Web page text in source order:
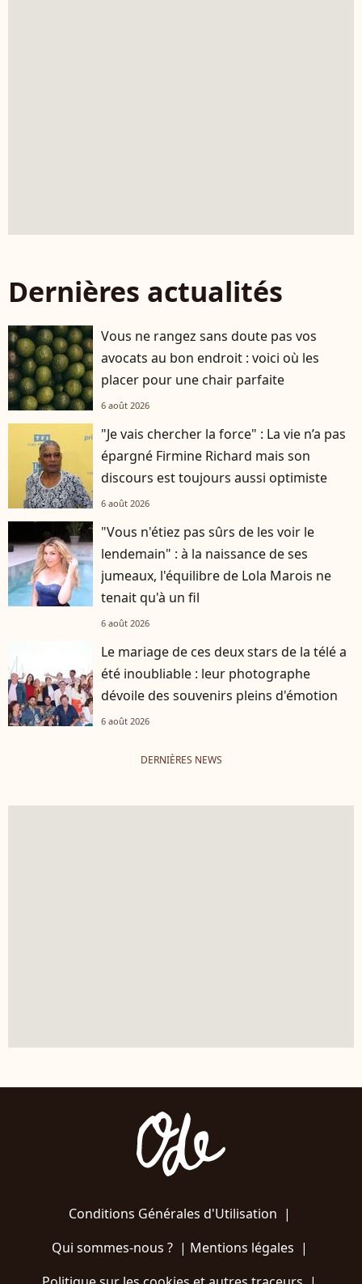
Dernières actualités
Vous ne rangez sans doute pas vos
avocats au bon endroit : voici où les
placer pour une chair parfaite
6 août 2026
"Je vais chercher la force" : La vie n’a pas
épargné Firmine Richard mais son
discours est toujours aussi optimiste
6 août 2026
"Vous n'étiez pas sûrs de les voir le
lendemain" : à la naissance de ses
jumeaux, l'équilibre de Lola Marois ne
tenait qu'à un fil
6 août 2026
Le mariage de ces deux stars de la télé a
été inoubliable : leur photographe
dévoile des souvenirs pleins d'émotion
6 août 2026
DERNIÈRES NEWS
Conditions Générales d'Utilisation |
Qui sommes-nous ?| Mentions légales |